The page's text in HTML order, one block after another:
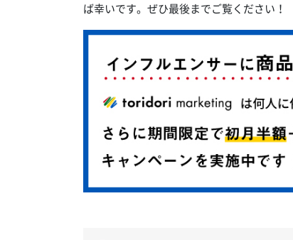
ば幸いです。ぜひ最後までご覧ください！